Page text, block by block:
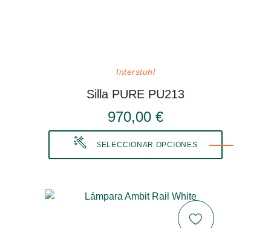
Interstuhl
Silla PURE PU213
970,00 €
SELECCIONAR OPCIONES